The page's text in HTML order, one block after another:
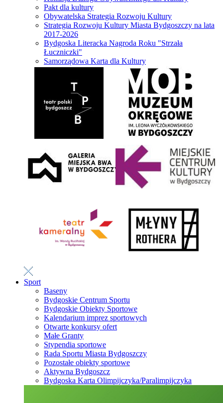
Pakt dla kultury
Obywatelska Strategia Rozwoju Kultury
Strategia Rozwoju Kultury Miasta Bydgoszczy na lata
2017-2026
Bydgoska Literacka Nagroda Roku "Strzała
Łuczniczki"
Samorządowa Karta dla Kultury
Sport
Baseny
Bydgoskie Centrum Sportu
Bydgoskie Obiekty Sportowe
Kalendarium imprez sportowych
Otwarte konkursy ofert
Małe Granty
Stypendia sportowe
Rada Sportu Miasta Bydgoszczy
Pozostałe obiekty sportowe
Aktywna Bydgoszcz
Bydgoska Karta Olimpijczyka/Paralimpijczyka